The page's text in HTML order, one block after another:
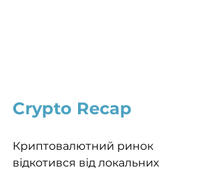
Crypto Recap
Криптовалютний ринок
відкотився від локальних